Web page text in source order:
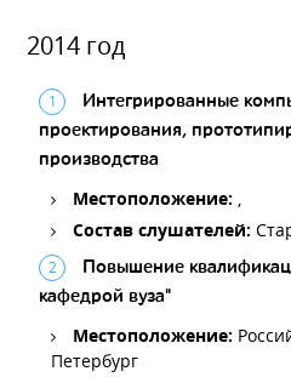
2014 год
Интегрированные
проектирования,
производства
Местоположение: ,
Состав слушателей:
Повышение
кафедрой вуза"
Местоположение:
Петербург